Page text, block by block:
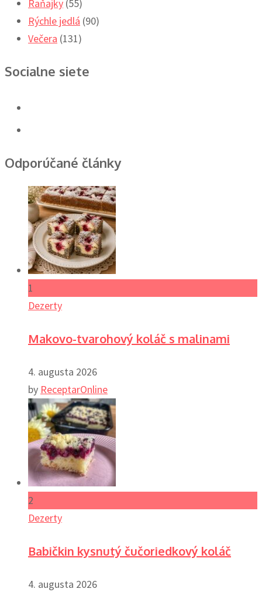
Raňajky (55)
Rýchle jedlá (90)
Večera (131)
Socialne siete
Odporúčané články
1
Dezerty
Makovo-tvarohový koláč s malinami
4. augusta 2026
by ReceptarOnline
2
Dezerty
Babičkin kysnutý čučoriedkový koláč
4. augusta 2026